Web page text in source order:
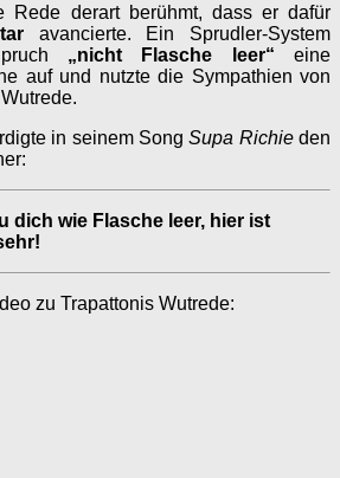
Rede derart berühmt, dass er dafür
avancierte. Ein Sprudler-System
„nicht Flasche leer“ eine
auf und nutzte die Sympathien von
in seinem SongSupa Richieden
dich wie Flasche leer, hier ist
zu Trapattonis Wutrede: